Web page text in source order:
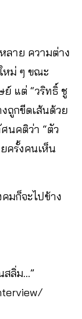
ลาย ความต่าง
หม่ ๆ ขณะ
ย์ แต่ “วริทธิ์ ชู
ถูกขีดเส้นด้วย
นคติว่า “ตัว
ครั้งคนเห็น
มก็จะไปข้าง
ลิ่ม…”